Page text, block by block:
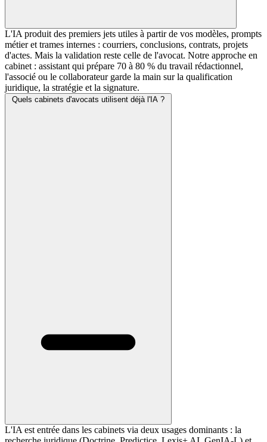
L'IA produit des premiers jets utiles à partir de vos modèles, prompts
métier et trames internes : courriers, conclusions, contrats, projets
d'actes. Mais la validation reste celle de l'avocat. Notre approche en
cabinet : assistant qui prépare 70 à 80 % du travail rédactionnel,
l'associé ou le collaborateur garde la main sur la qualification
juridique, la stratégie et la signature.
Quels cabinets d'avocats utilisent déjà l'IA ?
L'IA est entrée dans les cabinets via deux usages dominants : la